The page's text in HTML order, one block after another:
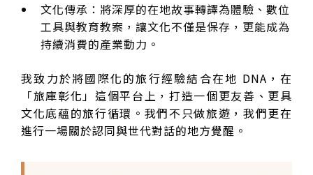
文化傳承：將深厚的在地故事轉譯為體驗、數位
工具與教育教案，讓文化不僅是保存，更能成為
持續消費的產業動力。
我致力於將國際化的旅行經驗結合在地 DNA，在
「旅庫彰化」這個平台上，打造一個更友善、更具
文化底蘊的旅行循環。我們不只做旅遊，我們更在
進行一場關於認同與世代對話的地方覺醒。